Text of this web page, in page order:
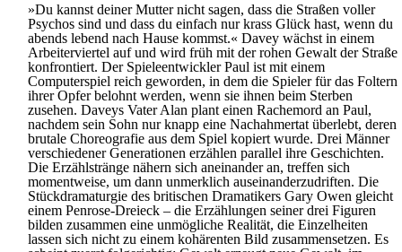
»Du kannst deiner Mutter nicht sagen, dass die Straßen voller
Psychos sind und dass du einfach nur krass Glück hast, wenn du
abends lebend nach Hause kommst.« Davey wächst in einem
Arbeiterviertel auf und wird früh mit der rohen Gewalt der Straße
konfrontiert. Der Spieleentwickler Paul ist mit einem
Computerspiel reich geworden, in dem die Spieler für das Foltern
ihrer Opfer belohnt werden, wenn sie ihnen beim Sterben
zusehen. Daveys Vater Alan plant einen Rachemord an Paul,
nachdem sein Sohn nur knapp eine Nachahmertat überlebt, deren
brutale Choreografie aus dem Spiel kopiert wurde. Drei Männer
verschiedener Generationen erzählen parallel ihre Geschichten.
Die Erzählstränge nähern sich aneinander an, treffen sich
momentweise, um dann unmerklich auseinanderzudriften. Die
Stückdramaturgie des britischen Dramatikers Gary Owen gleicht
einem Penrose-Dreieck – die Erzählungen seiner drei Figuren
bilden zusammen eine unmögliche Realität, die Einzelheiten
lassen sich nicht zu einem kohärenten Bild zusammensetzen. Es